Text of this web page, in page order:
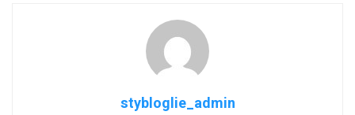
stybloglie_admin